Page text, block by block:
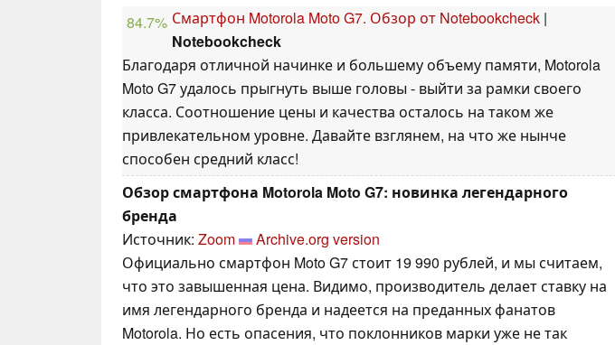
84.7% Смартфон Motorola Moto G7. Обзор от Notebookcheck |
Notebookcheck
Благодаря отличной начинке и большему объему памяти, Motorola
Moto G7 удалось прыгнуть выше головы - выйти за рамки своего
класса. Соотношение цены и качества осталось на таком же
привлекательном уровне. Давайте взглянем, на что же нынче
способен средний класс!
Обзор смартфона Motorola Moto G7: новинка легендарного
бренда
Источник: Zoom
Archive.org version
Официально смартфон Moto G7 стоит 19 990 рублей, и мы считаем,
что это завышенная цена. Видимо, производитель делает ставку на
имя легендарного бренда и надеется на преданных фанатов
Motorola. Но есть опасения, что поклонников марки уже не так